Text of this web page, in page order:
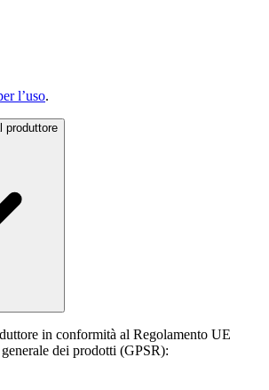
l’uso.
produttore
in conformità al Regolamento UE
dei prodotti (GPSR):